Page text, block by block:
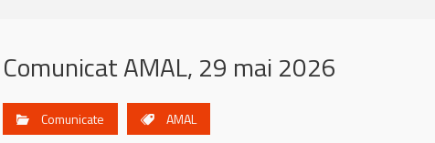
Comunicat AMAL, 29 mai 2026
Comunicate AMAL